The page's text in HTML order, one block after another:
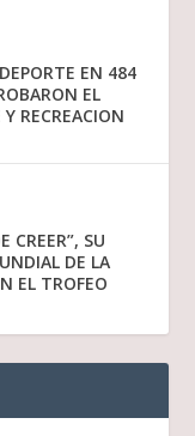
EN 484
EL
RECREACION
CREER”, SU
DE LA
EL TROFEO